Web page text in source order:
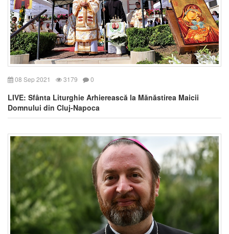
08 Sep 2021 3179 0
LIVE: Sfânta Liturghie Arhierească la Mănăstirea Maicii
Domnului din Cluj-Napoca